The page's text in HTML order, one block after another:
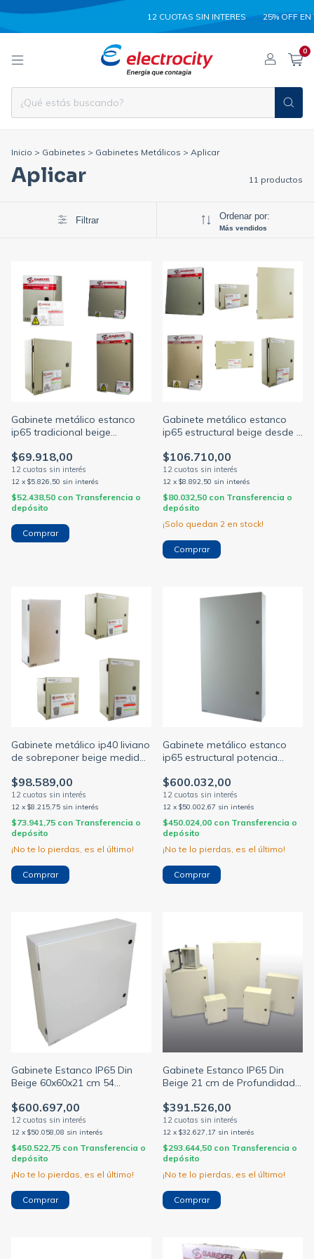
12 CUOTAS SIN INTERES 25% OFF EN
0
Inicio > Gabinetes > Gabinetes Metálicos > Aplicar
Aplicar 11 productos
Filtrar Ordenar por:
Más vendidos
Gabinete metálico estanco
ip65 tradicional beige
hasta 1200 x 600mm
profundidad 120 / 160 / 210 /
260mm (GABEXEL)
$69.918,00
12 x $5.826,50 sin interés
$52.438,50 con Transferencia o
depósito
Comprar
Gabinete metálico estanco
ip65 estructural beige desde 1
módulos (GABEXEL)
$106.710,00
12 x $8.892,50 sin interés
$80.032,50 con Transferencia o
depósito
¡Solo quedan 2 en stock!
Comprar
Gabinete metálico ip40 liviano
de sobreponer beige medidas
hasta 300 x 400 x 150mm
(GABEXEL)
$98.589,00
12 x $8.215,75 sin interés
$73.941,75 con Transferencia o
depósito
¡No te lo pierdas, es el último!
Comprar
Gabinete metálico estanco
ip65 estructural potencia
4 / 6 / 8 hileras (GABEXEL)
$600.032,00
12 x $50.002,67 sin interés
$450.024,00 con Transferencia o
depósito
¡No te lo pierdas, es el último!
Comprar
Gabinete Estanco IP65 Din
Beige 60x60x21 cm 54
21
$600.697,00
12 x $50.058,08 sin interés
$450.522,75 con Transferencia o
depósito
¡No te lo pierdas, es el último!
Gabinete Estanco IP65 Din
Beige 21 cm de Profundidad
$391.526,00
12 x $32.627,17 sin interés
$293.644,50 con Transferencia o
depósito
¡No te lo pierdas, es el último!
Comprar